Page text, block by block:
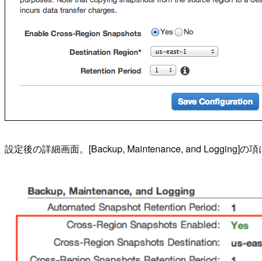
設定後の詳細画面。[Backup, Maintenance, and Logging]の